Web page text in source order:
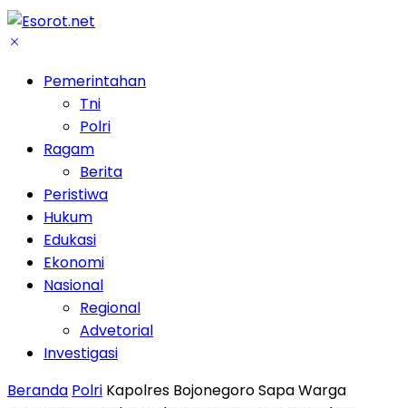
Pemerintahan
Tni
Polri
Ragam
Berita
Peristiwa
Hukum
Edukasi
Ekonomi
Nasional
Regional
Advetorial
Investigasi
Beranda Polri Kapolres Bojonegoro Sapa Warga